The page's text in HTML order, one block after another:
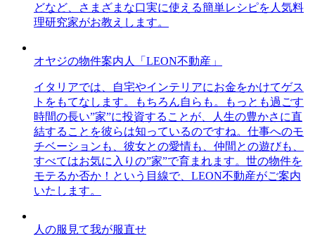
どなど、さまざまな口実に使える簡単レシピを人気料
理研究家がお教えします。
オヤジの物件案内人「LEON不動産」
イタリアでは、自宅やインテリアにお金をかけてゲス
トをもてなします。もちろん自らも。もっとも過ごす
時間の長い”家”に投資することが、人生の豊かさに直
結することを彼らは知っているのですね。仕事へのモ
チベーションも、彼女との愛情も、仲間との遊びも、
すべてはお気に入りの”家”で育まれます。世の物件を
モテるか否か！という目線で、LEON不動産がご案内
いたします。
人の服見て我が服直せ